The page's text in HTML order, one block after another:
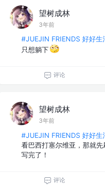
望树成林
3年前
#JUEJIN FRIENDS 好好生
只想躺下
评论
望树成林
3年前
#JUEJIN FRIENDS 好好生
看巴西打塞尔维亚，那就
写完了！
评论